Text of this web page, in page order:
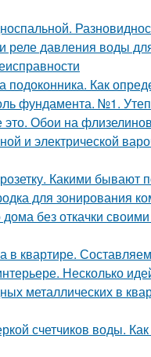
реле давления воды
подоконника. Как
фундамента. №1.
Обои на
и электрической
Какими бывают
для зонирования
дома без откачки
в квартире.
Несколько
металлических в
счетчиков воды.